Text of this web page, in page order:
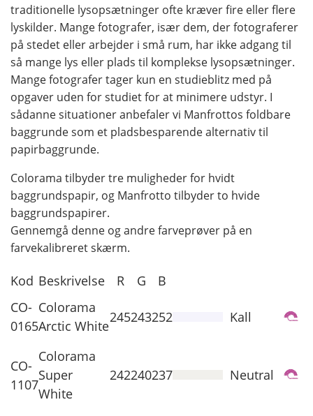
traditionelle lysopsætninger ofte kræver fire eller flere
lyskilder. Mange fotografer, især dem, der fotograferer
på stedet eller arbejder i små rum, har ikke adgang til
så mange lys eller plads til komplekse lysopsætninger.
Mange fotografer tager kun en studieblitz med på
opgaver uden for studiet for at minimere udstyr. I
sådanne situationer anbefaler vi Manfrottos foldbare
baggrunde som et pladsbesparende alternativ til
papirbaggrunde.
Colorama tilbyder tre muligheder for hvidt
baggrundspapir, og Manfrotto tilbyder to hvide
baggrundspapirer.
Gennemgå denne og andre farveprøver på en
farvekalibreret skærm.
Kod Beskrivelse R G
B
CO-
0165
Colorama
Arctic White
245243252 Kall
CO-
1107
Colorama
Super
White
242240237 Neutral